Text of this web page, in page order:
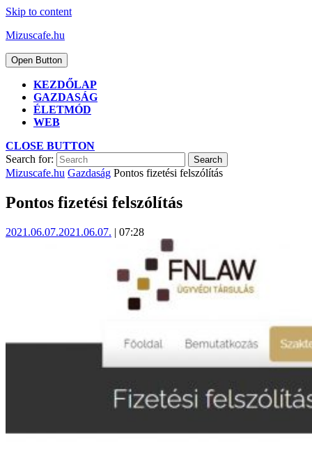
Skip to content
Mizuscafe.hu
Open Button
KEZDŐLAP
GAZDASÁG
ÉLETMÓD
WEB
CLOSE BUTTON
Search for:
Mizuscafe.hu Gazdaság Pontos fizetési felszólítás
Pontos fizetési felszólítás
2021.06.07.2021.06.07. | 07:28